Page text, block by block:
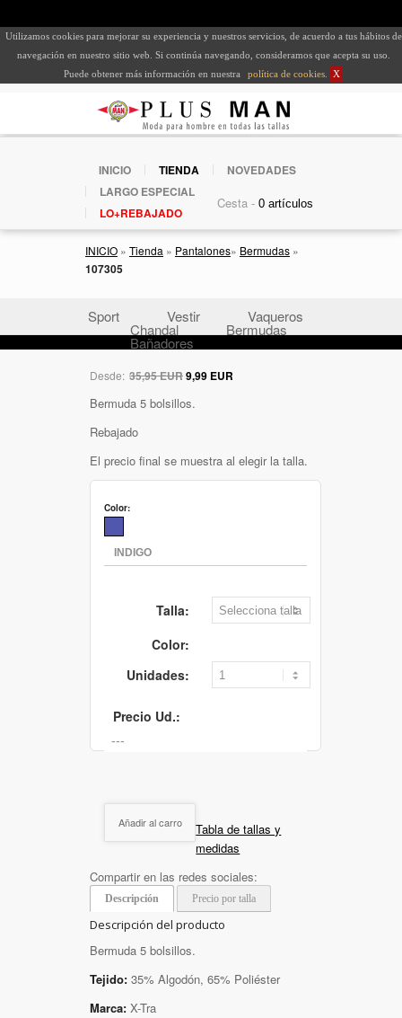
Utilizamos cookies para mejorar su experiencia y nuestros servicios, de acuerdo a tus hábitos de
navegación en nuestro sitio web. Si continúa navegando, consideramos que acepta su uso.
Puede obtener más información en nuestra
política de cookies X
INICIO TIENDA
NOVEDADES
LARGO ESPECIAL
LO+REBAJADO
Cesta -
INICIO » Tienda » Pantalones» Bermudas »
107305
Sport Vestir Vaqueros
Chandal Bermudas
Bañadores
Desde: 35,95 EUR9,99 EUR
Bermuda 5 bolsillos.
Rebajado
El precio final se muestra al elegir la talla.
Color:
Talla:
Color:
Unidades:
Precio Ud.:
Añadir al carro
Tabla de tallas y
medidas
Compartir en las redes sociales:
Descripción Precio por talla
Descripción del producto
Bermuda 5 bolsillos.
Tejido: 35% Algodón, 65% Poliéster
Marca: X-Tra